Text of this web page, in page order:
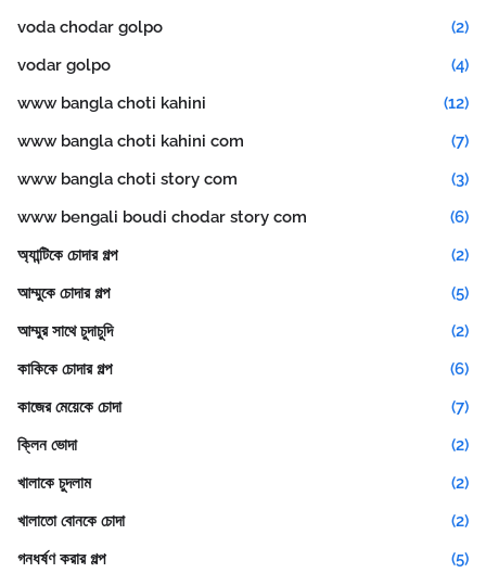
voda chodar golpo
(2)
vodar golpo
(4)
www bangla choti kahini
(12)
www bangla choti kahini com
(7)
www bangla choti story com
(3)
www bengali boudi chodar story com
(6)
অ্যান্টিকে চোদার গল্প
(2)
আম্মুকে চোদার গল্প
(5)
আম্মুর সাথে চুদাচুদি
(2)
কাকিকে চোদার গল্প
(6)
কাজের মেয়েকে চোদা
(7)
ক্লিন ভোদা
(2)
খালাকে চুদলাম
(2)
খালাতো বোনকে চোদা
(2)
গনধর্ষণ করার গল্প
(5)